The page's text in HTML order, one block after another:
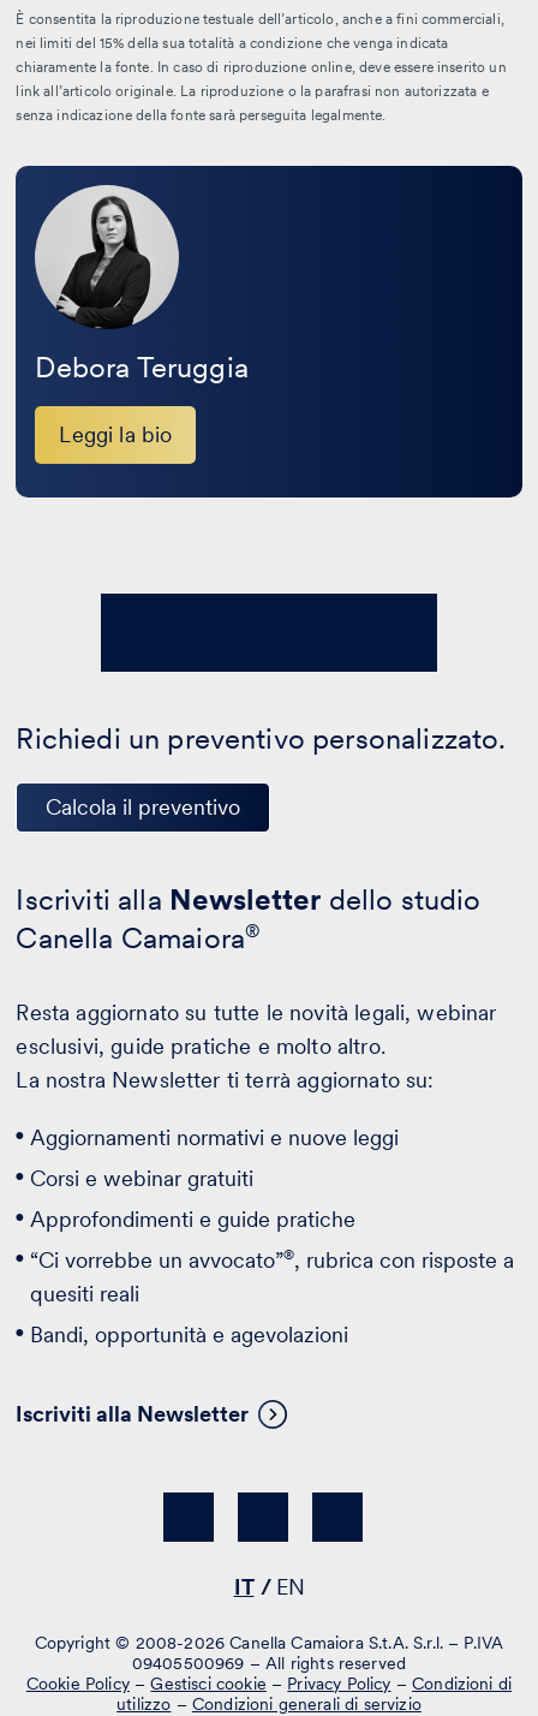
È consentita la riproduzione testuale dell’articolo, anche a fini commerciali,
nei limiti del 15% della sua totalità a condizione che venga indicata
chiaramente la fonte. In caso di riproduzione online, deve essere inserito un
link all’articolo originale. La riproduzione o la parafrasi non autorizzata e
senza indicazione della fonte sarà perseguita legalmente.
Debora Teruggia
Leggi la bio
Leggi
bio
Richiedi un preventivo personalizzato.
Calcola il preventivo
Iscriviti alla Newsletter dello studio
Canella Camaiora®
Resta aggiornato su tutte le novità legali, webinar
esclusivi, guide pratiche e molto altro.
La nostra Newsletter ti terrà aggiornato su:
Aggiornamenti normativi e nuove leggi
Corsi e webinar gratuiti
Approfondimenti e guide pratiche
“Ci vorrebbe un avvocato”®, rubrica con risposte a
quesiti reali
Bandi, opportunità e agevolazioni
Iscriviti alla Newsletter
IT EN
Copyright © 2008-2026 Canella Camaiora S.t.A. S.r.l. – P.IVA
09405500969 – All rights reserved
Cookie Policy–Gestisci cookie – Privacy Policy –Condizioni di
utilizzo – Condizioni generali di servizio